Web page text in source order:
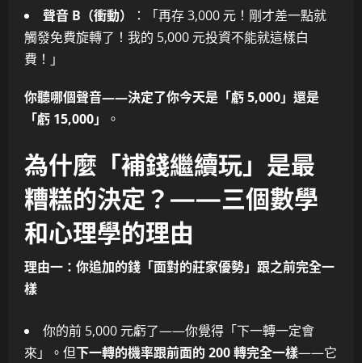
聲音 B（衝動）
：「再存 3,000 元！剛才差一點就
觸發免費旋轉了！我的 5,000 元投資不能就這樣白
費！」
你聽哪個聲音——決定了你今天是「虧 5,000」還是
「虧 15,000」
。
為什麼「補錢繼續玩」是最
糟糕的決定？——三個數學
和心理學的理由
理由一：你追加的錢「面對的莊家優勢」跟之前完全一
樣
你的前 5,000 元虧了——你覺得「下一轉一定會
來」。但下一轉的機率跟前面的 200 轉完全一樣——它